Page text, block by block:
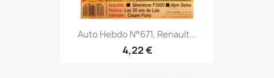
Auto Hebdo N°671, Renault...
4,22 €